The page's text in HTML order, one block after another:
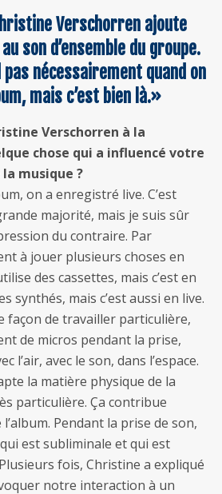
Verschorren ajoute
son d’ensemble du groupe.
pas nécessairement quand on
mais c’est bien là.»
Verschorren à la
chose qui a influencé votre
musique ?
on a enregistré live. C’est
majorité, mais je suis sûr
du contraire. Par
à jouer plusieurs choses en
des cassettes, mais c’est en
synthés, mais c’est aussi en live.
façon de travailler particulière,
de micros pendant la prise,
l’air, avec le son, dans l’espace.
la matière physique de la
particulière. Ça contribue
Pendant la prise de son,
est subliminale et qui est
fois, Christine a expliqué
notre interaction à un